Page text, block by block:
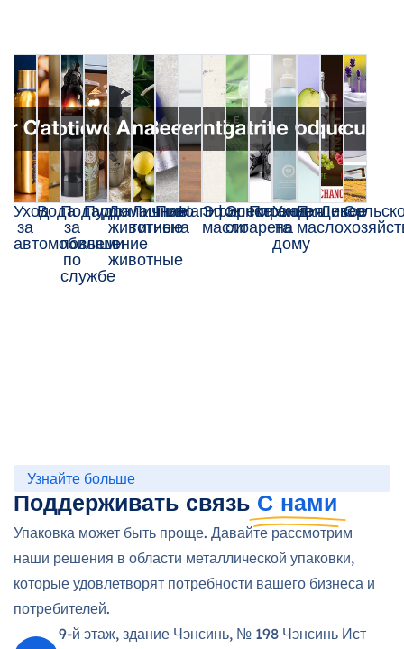
Уход
за
автомобилем
ВодаПодарок
за
повышение
по
службе
ПудраДомашние
животные
и
животные
Личная
гигиена
ПивоНапиток
Эфирное
масло
Электронная
сигарета
Питание
Уход
на
дому
Пищевое
масло
Ликер
Узнайте больше
Поддерживать связь С нами
Упаковка может быть проще. Давайте рассмотрим
наши решения в области металлической упаковки,
которые удовлетворят потребности вашего бизнеса и
потребителей.
9-й этаж, здание Чэнсинь, № 198 Чэнсинь Ист